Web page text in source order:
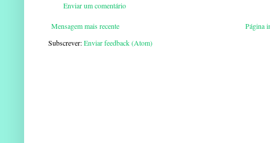
Enviar um comentário
Mensagem mais recente
Página
Subscrever:Enviar feedback (Atom)